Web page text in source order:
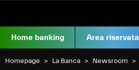
Home banking Area riservata
Homepage La Banca
Newsroom